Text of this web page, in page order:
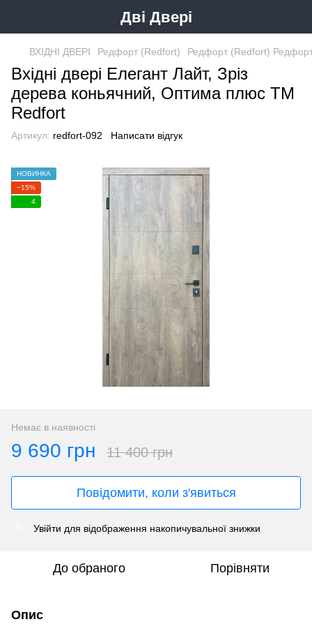
Дві Двері
ВХІДНІ ДВЕРІ Редфорт (Redfort) Редфорт (Redfort)
Вхідні двері Елегант Лайт, Зріз
дерева коньячний, Оптима плюс ТМ
Redfort
Артикул: redfort-092 Написати відгук
НОВИНКА
−15%
4
Немає в наявності
9 690 грн 11 400 грн
Повідомити, коли з'явиться
Увійти для відображення накопичувальної знижки
До обраного Порівняти
Опис